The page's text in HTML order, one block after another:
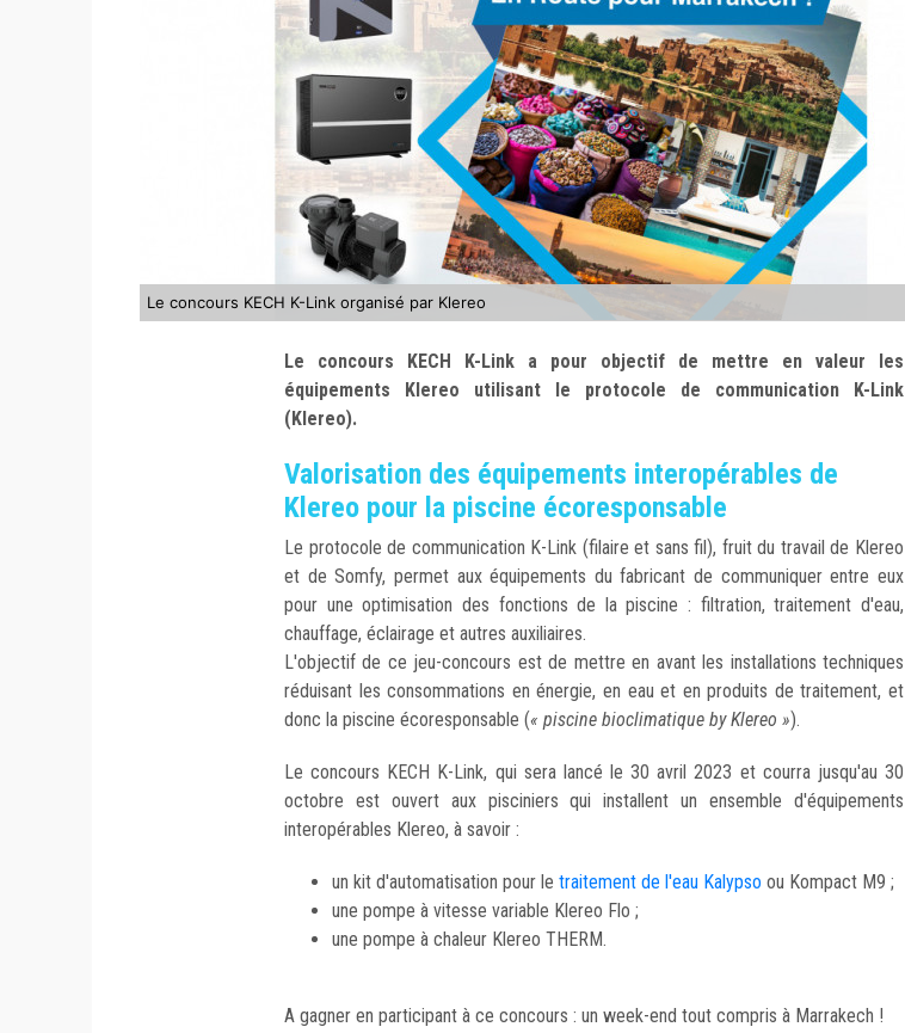
Le concours KECH K-Link organisé par Klereo
Le concours KECH K-Link a pour objectif de mettre en valeur les
équipements Klereo utilisant le protocole de communication K-Link
(Klereo).
Valorisation des équipements interopérables de
Klereo pour la piscine écoresponsable
Le protocole de communication K-Link (filaire et sans fil), fruit du travail de Klereo
et de Somfy, permet aux équipements du fabricant de communiquer entre eux
pour une optimisation des fonctions de la piscine : filtration, traitement d'eau,
chauffage, éclairage et autres auxiliaires.
L'objectif de ce jeu-concours est de mettre en avant les installations techniques
réduisant les consommations en énergie, en eau et en produits de traitement, et
donc la piscine écoresponsable (« piscine bioclimatique by Klereo »).
Le concours KECH K-Link, qui sera lancé le 30 avril 2023 et courra jusqu'au 30
octobre est ouvert aux pisciniers qui installent un ensemble d'équipements
interopérables Klereo, à savoir :
un kit d'automatisation pour le traitement de l'eau Kalypso ou Kompact M9 ;
une pompe à vitesse variable Klereo Flo ;
une pompe à chaleur Klereo THERM.
A gagner en participant à ce concours : un week-end tout compris à Marrakech !